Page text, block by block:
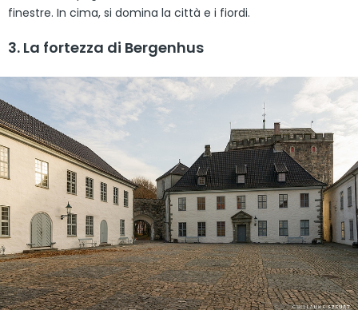
finestre. In cima, si domina la città e i fiordi.
3. La fortezza di Bergenhus